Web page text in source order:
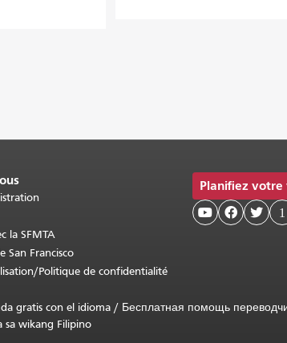
la SFMTA
San Francisco
Politique de confidentialité
Planifiez votre
   1
gratis con el idioma / Бесплатная помощь
sa wikang Filipino